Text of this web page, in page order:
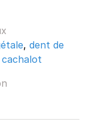
, dent de
cachalot